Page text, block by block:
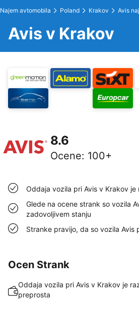
Najem avtomobila Poland Krakov Avis
Avis v Krakov
8.6
Ocene: 100+
Oddaja vozila pri Avis v Krakov
Glede na ocene strank so vozila
zadovoljivem stanju
Stranke pravijo, da so vozila Avis
Ocen Strank
Oddaja vozila pri Avis v Krakov je
preprosta